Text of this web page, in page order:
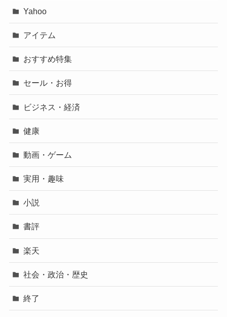
Yahoo
アイテム
おすすめ特集
セール・お得
ビジネス・経済
健康
動画・ゲーム
実用・趣味
小説
書評
楽天
社会・政治・歴史
終了